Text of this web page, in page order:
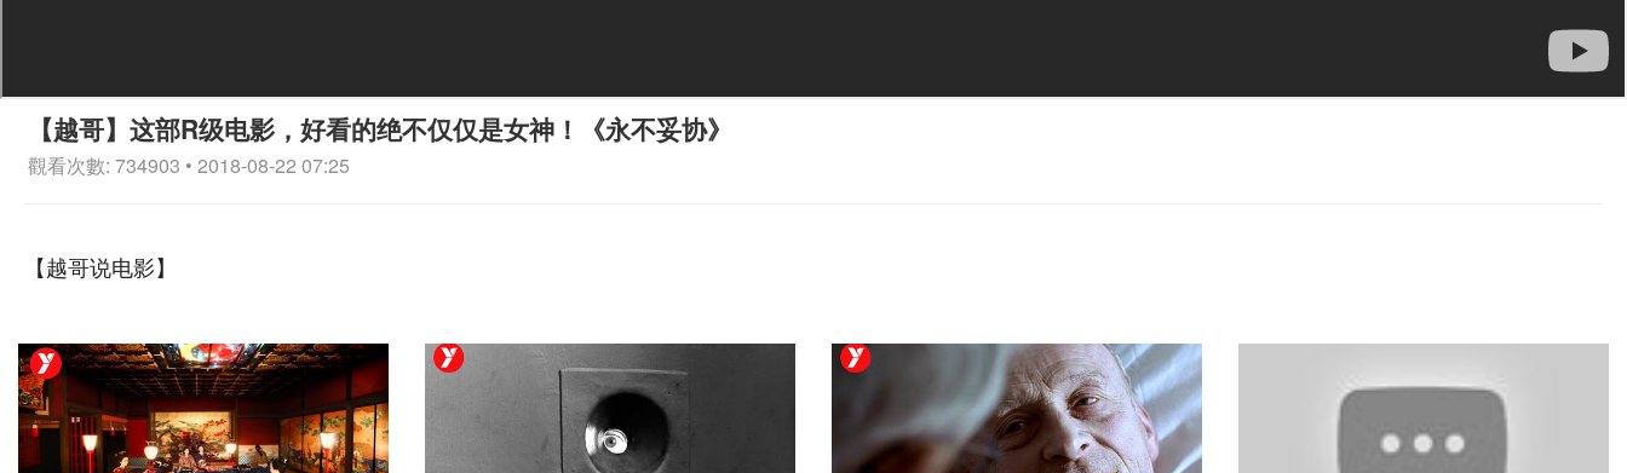
【越哥】这部R级电影，好看的绝不仅仅是女神！《永不妥协》
觀看次數: 734903 • 2018-08-22 07:25
【越哥说电影】